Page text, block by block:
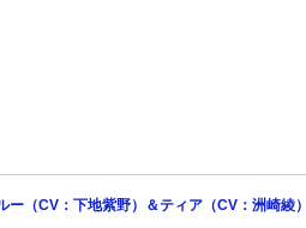
（CV：下地紫野）＆ティア（CV：洲崎綾）